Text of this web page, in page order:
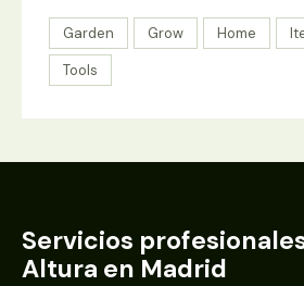
Garden Grow Home
Tools
Servicios
Altura en Madrid